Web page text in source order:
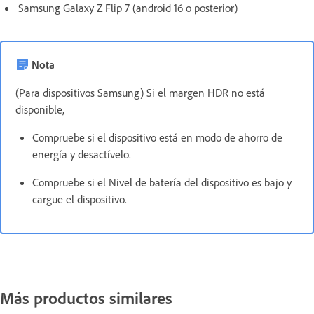
Samsung Galaxy Z Flip 7 (android 16 o posterior)
Nota
(Para dispositivos Samsung) Si el margen HDR no está
disponible,
Compruebe si el dispositivo está en modo de ahorro de
energía y desactívelo.
Compruebe si el Nivel de batería del dispositivo es bajo y
cargue el dispositivo.
Más productos similares